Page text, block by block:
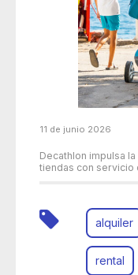
11 de junio 2026
Decathlon impulsa
tiendas con servicio
alquiler
rental